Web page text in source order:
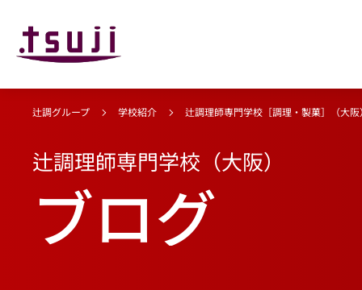
辻調グループ 学校紹介 辻調理師専門学校［調理・製菓］（大阪
辻調理師専門学校（大阪）
ブログ